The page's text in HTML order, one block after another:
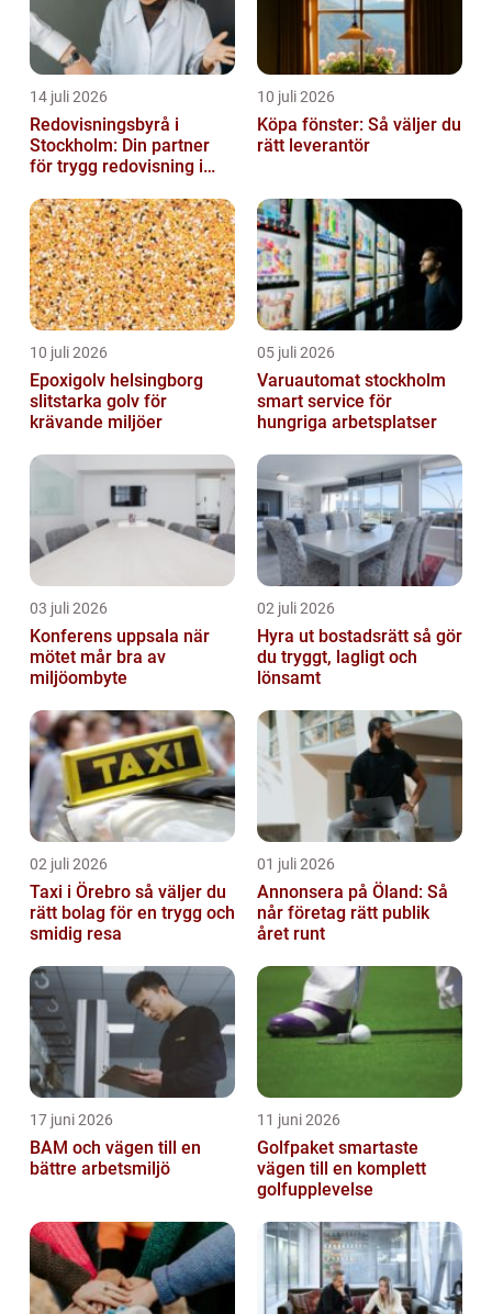
14 juli 2026
Redovisningsbyrå i
Stockholm: Din partner
för trygg redovisning i
10 juli 2026
Köpa fönster: Så väljer du
rätt leverantör
10 juli 2026
Epoxigolv helsingborg
slitstarka golv för
krävande miljöer
05 juli 2026
Varuautomat stockholm
smart service för
hungriga arbetsplatser
03 juli 2026
Konferens uppsala när
mötet mår bra av
miljöombyte
02 juli 2026
Hyra ut bostadsrätt så gör
du tryggt, lagligt och
lönsamt
02 juli 2026
Taxi i Örebro så väljer du
rätt bolag för en trygg och
smidig resa
01 juli 2026
Annonsera på Öland: Så
når företag rätt publik
året runt
17 juni 2026
BAM och vägen till en
bättre arbetsmiljö
11 juni 2026
Golfpaket smartaste
vägen till en komplett
golfupplevelse